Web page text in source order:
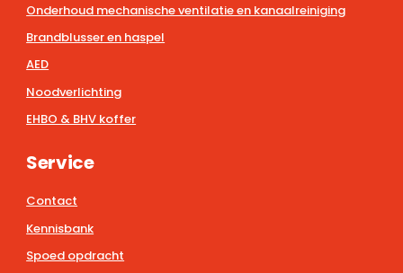
Onderhoud mechanische ventilatie en kanaalreiniging
Brandblusser en haspel
AED
Noodverlichting
EHBO & BHV koffer
Service
Contact
Kennisbank
Spoed opdracht